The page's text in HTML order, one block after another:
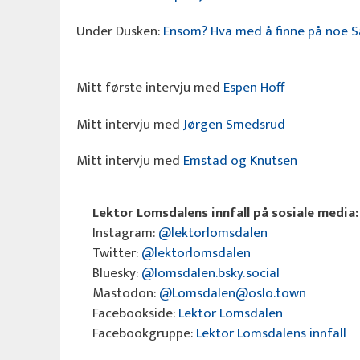
Under Dusken:Ensom? Hva med å finne på noe
Mitt første intervju med Espen Hoff
Mitt intervju medJørgen Smedsrud
Mitt intervju med Emstad og Knutsen
Lektor Lomsdalens innfall på sosiale media:
Instagram:@lektorlomsdalen
Twitter:@lektorlomsdalen
Bluesky:@lomsdalen.bsky.social
Mastodon:@Lomsdalen@oslo.town
Facebookside:Lektor Lomsdalen
Facebookgruppe:Lektor Lomsdalens innfall